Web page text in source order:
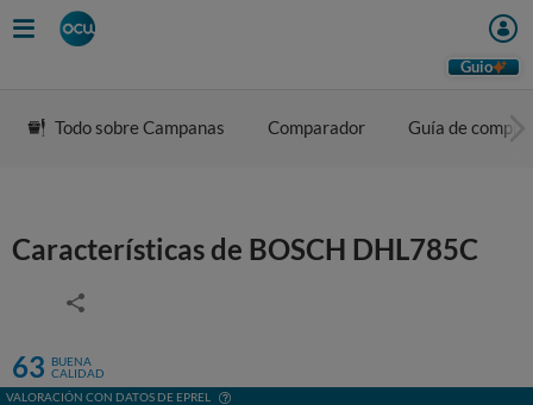
Guio
Todo sobre Campanas Comparador Guía de compra
Características de BOSCH DHL785C
63 BUENA
CALIDAD
VALORACIÓN CON DATOS DE EPREL